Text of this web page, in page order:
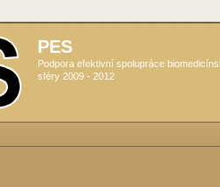
PES
Podpora efektivní spolupráce
sféry 2009 - 2012